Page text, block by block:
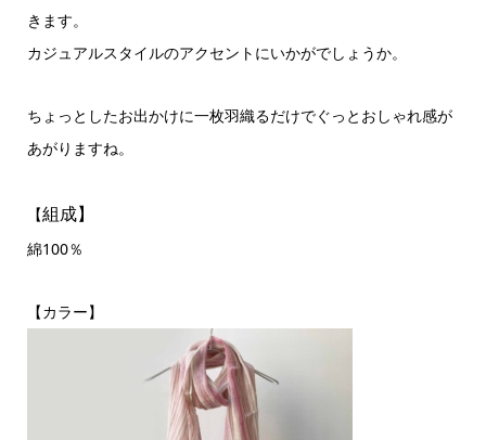
きます。
カジュアルスタイルのアクセントにいかがでしょうか。
ちょっとしたお出かけに一枚羽織るだけでぐっとおしゃれ感が
あがりますね。
【組成】
綿100％
【カラー】